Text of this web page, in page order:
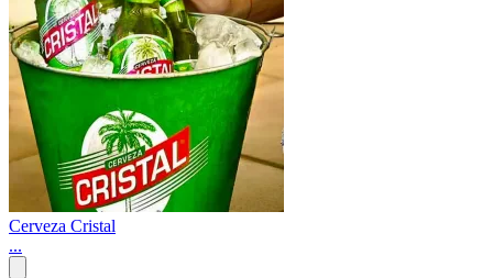
Cerveza Cristal
...